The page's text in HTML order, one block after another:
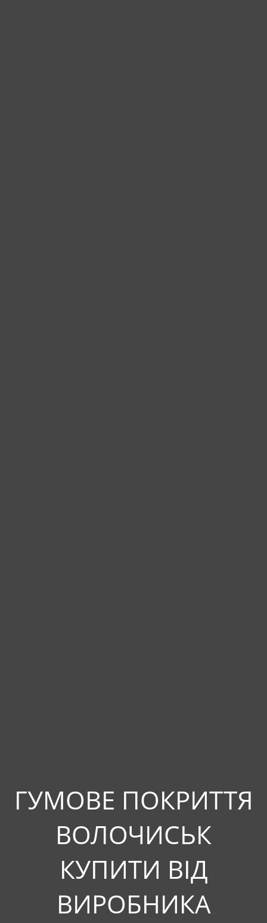
ГУМОВЕ ПОКРИТТЯ
ВОЛОЧИСЬК
КУПИТИ ВІД
ВИРОБНИКА